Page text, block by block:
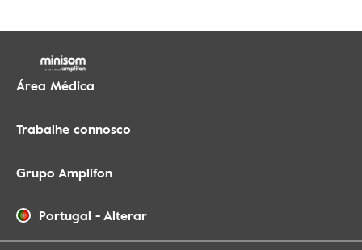
Área Médica
Trabalhe connosco
Grupo Amplifon
Portugal -Alterar